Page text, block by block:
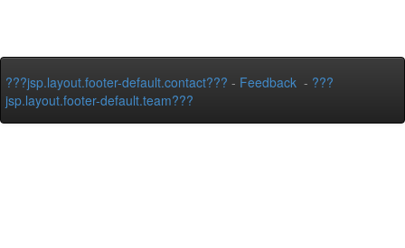
???jsp.layout.footer-default.contact??? - Feedback - ???
jsp.layout.footer-default.team???